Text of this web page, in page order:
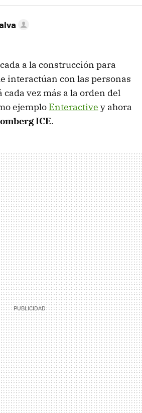
a la construcción para
interactúan con las personas
vez más a la orden del
ejemplo Enteractive y ahora
ICE.